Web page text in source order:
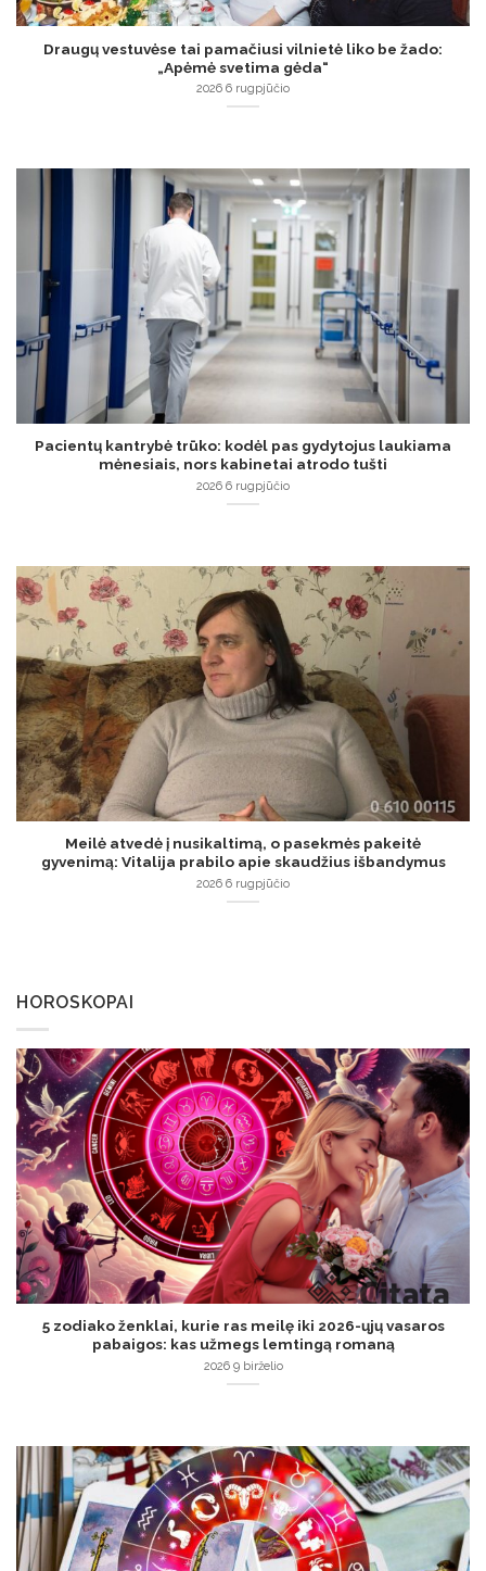
Draugų vestuvėse tai pamačiusi vilnietė liko be žado:
„Apėmė svetima gėda“
2026 6 rugpjūčio
Pacientų kantrybė trūko: kodėl pas gydytojus laukiama
mėnesiais, nors kabinetai atrodo tušti
2026 6 rugpjūčio
Meilė atvedė į nusikaltimą, o pasekmės pakeitė
gyvenimą: Vitalija prabilo apie skaudžius išbandymus
2026 6 rugpjūčio
HOROSKOPAI
5 zodiako ženklai, kurie ras meilę iki 2026-ųjų vasaros
pabaigos: kas užmegs lemtingą romaną
2026 9 birželio